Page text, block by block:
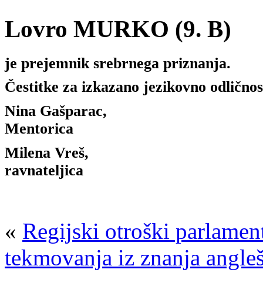
Lovro MURKO (9. B)
je prejemnik srebrnega priznanja.
Čestitke za izkazano jezikovno
Nina Gašparac,
Milena Vreš,
ravnateljica
« Regijski otroški
tekmovanja iz znanja